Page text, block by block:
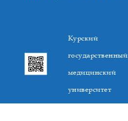
Курский
государственный
медицинский
университет